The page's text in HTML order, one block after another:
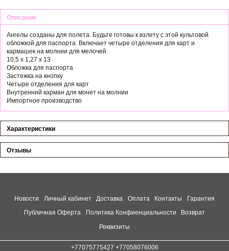
Описание
Ангелы созданы для полета. Будьте готовы к взлету с этой культовой
обложкой для паспорта. Включает четыре отделения для карт и
кармашек на молнии для мелочей.
10,5 x 1,27 x 13
Обложка для паспорта
Застежка на кнопку
Четыре отделения для карт
Внутренний карман для монет на молнии
Импортное производство
Характеристики
Отзывы
Новости Личный кабинет Доставка Оплата Контакты
Гарантия
Публичная Оферта
Политика Конфиенциальности
Возврат
Реквизиты
+77075775427 +77058076006